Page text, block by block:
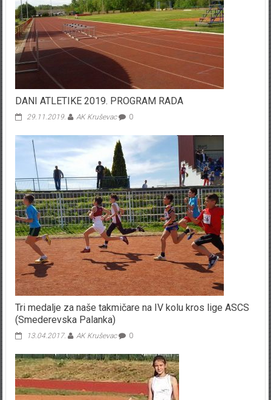
DANI ATLETIKE 2019. PROGRAM RADA
29.11.2019. AK Kruševac 0
Tri medalje za naše takmičare na IV kolu kros lige ASCS
(Smederevska Palanka)
13.04.2017. AK Kruševac 0